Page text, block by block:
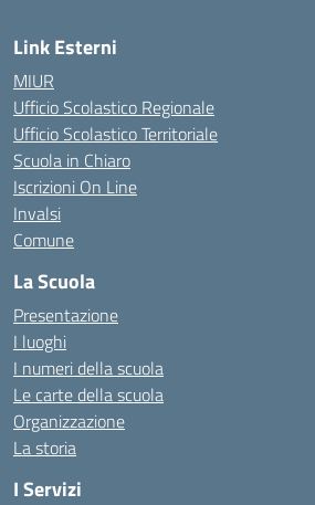
Link Esterni
MIUR
Ufficio Scolastico Regionale
Ufficio Scolastico Territoriale
Scuola in Chiaro
Iscrizioni On Line
Invalsi
Comune
La Scuola
Presentazione
I luoghi
I numeri della scuola
Le carte della scuola
Organizzazione
La storia
I Servizi